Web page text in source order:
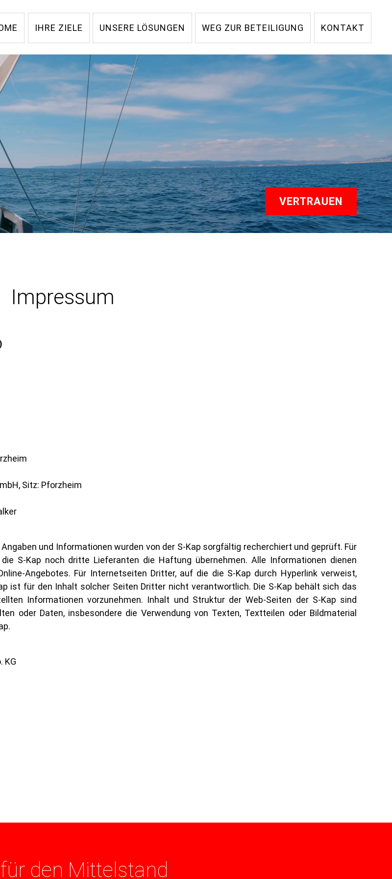
IHRE ZIELE UNSERE LÖSUNGEN WEG ZUR BETEILIGUNG KONTAKT
VERTRAUEN
Impressum
Sitz: Pforzheim
und Informationen wurden von der S-Kap sorgfältig recherchiert und geprüft. Für
S-Kap noch dritte Lieferanten die Haftung übernehmen. Alle Informationen dienen
Angebotes. Für Internetseiten Dritter, auf die die S-Kap durch Hyperlink verweist,
ist für den Inhalt solcher Seiten Dritter nicht verantwortlich. Die S-Kap behält sich das
Informationen vorzunehmen. Inhalt und Struktur der Web-Seiten der S-Kap sind
oder Daten, insbesondere die Verwendung von Texten, Textteilen oder Bildmaterial
KG
den Mittelstand